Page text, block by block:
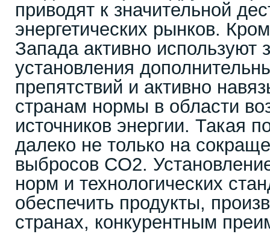
приводят к значительной
энергетических рынков.
Запада активно используют
установления
препятствий и активно
странам нормы в области
источников энергии. Такая
далеко не только на
выбросов CO2.
норм и технологических
обеспечить продукты,
странах, конкурентным